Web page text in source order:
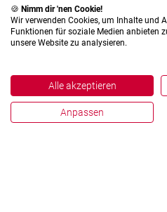
English
🍪 Nimm dir 'nen Cookie!
Wir verwenden Cookies, um Inhalte und
Funktionen für soziale Medien anbieten
unsere Website zu analysieren.
Alle akzeptieren
Anpassen